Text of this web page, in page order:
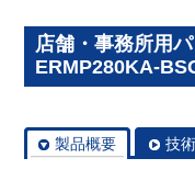
店舗・事務所用
ERMP280KA-
製品概要 技